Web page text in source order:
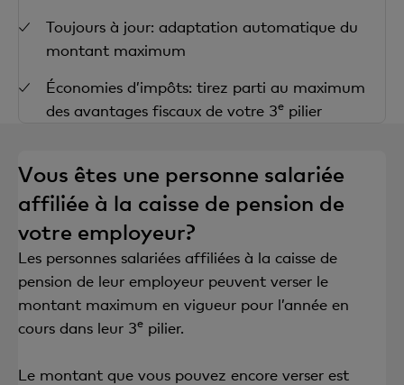
Toujours à jour: adaptation automatique du
montant maximum
Économies d’impôts: tirez parti au maximum
des avantages fiscaux de votre 3e pilier
Vous êtes une personne salariée
affiliée à la caisse de pension de
votre employeur?
Les personnes salariées affiliées à la caisse de
pension de leur employeur peuvent verser le
montant maximum en vigueur pour l’année en
cours dans leur 3e pilier.
Le montant que vous pouvez encore verser est